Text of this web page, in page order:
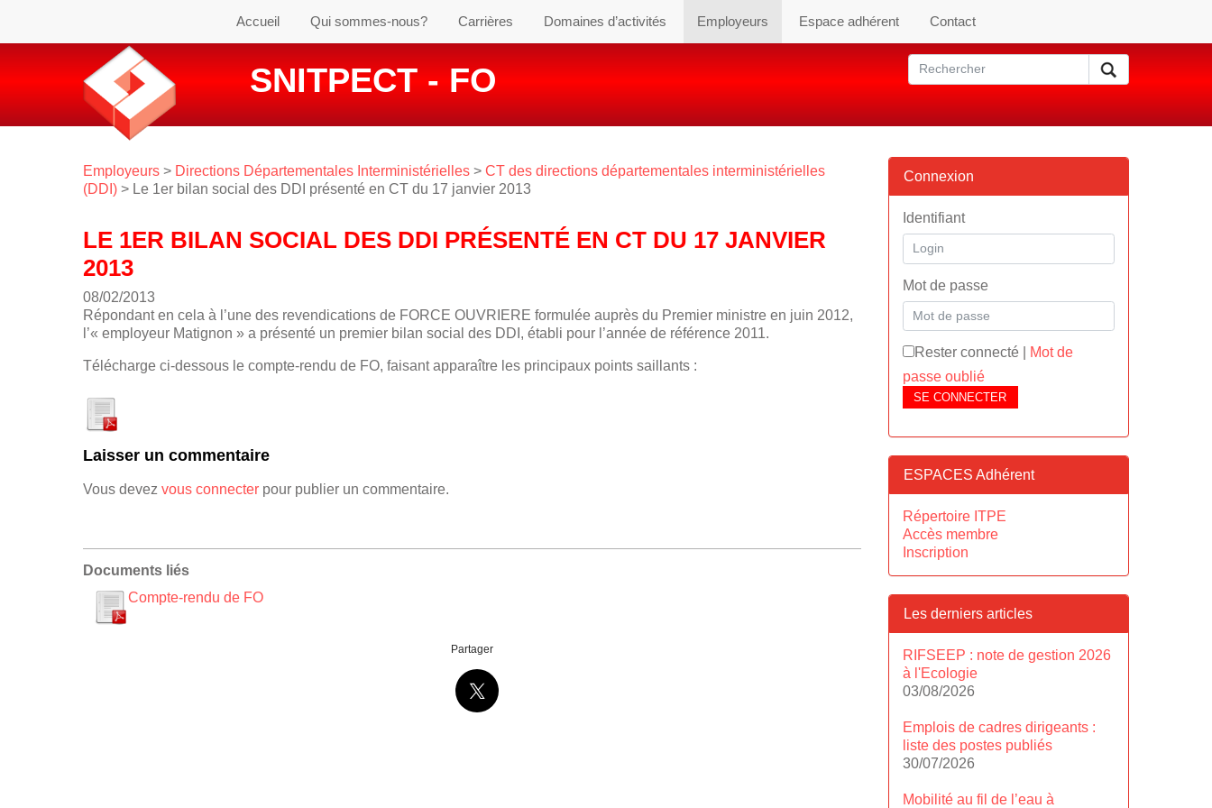
Accueil Qui sommes-nous? Carrières Domaines d’activités Employeurs Espace adhérent Contact
SNITPECT - FO
Employeurs > Directions Départementales Interministérielles > CT des directions départementales interministérielles
(DDI) > Le 1er bilan social des DDI présenté en CT du 17 janvier 2013
LE 1ER BILAN SOCIAL DES DDI PRÉSENTÉ EN CT DU 17 JANVIER
2013
08/02/2013
Répondant en cela à l’une des revendications de FORCE OUVRIERE formulée auprès du Premier ministre en juin 2012,
l’« employeur Matignon » a présenté un premier bilan social des DDI, établi pour l’année de référence 2011.
Télécharge ci-dessous le compte-rendu de FO, faisant apparaître les principaux points saillants :
Laisser un commentaire
Vous devez vous connecter pour publier un commentaire.
Documents liés
Compte-rendu de FO
Partager
Connexion
Identifiant
Mot de passe
Rester connecté|
Mot de
passe oublié
SE CONNECTER
ESPACES Adhérent
Répertoire ITPE
Accès membre
Inscription
Les derniers articles
RIFSEEP : note de gestion 2026
à l'Ecologie
03/08/2026
Emplois de cadres dirigeants :
liste des postes publiés
30/07/2026
Mobilité au fil de l’eau à